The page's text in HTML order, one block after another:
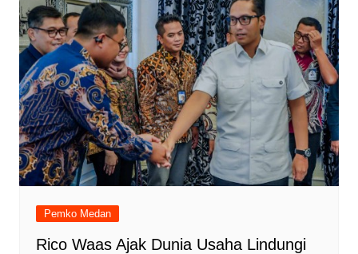
Pemko Medan
Rico Waas Ajak Dunia Usaha Lindungi